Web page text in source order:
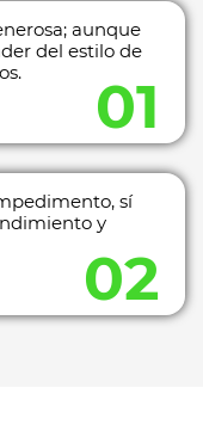
aunque
del estilo de
sí
y